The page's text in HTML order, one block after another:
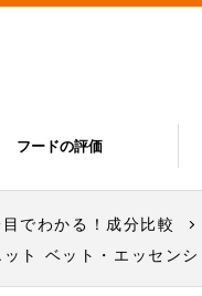
フードの評価
でわかる！成分比較
ト ベット・エッセン